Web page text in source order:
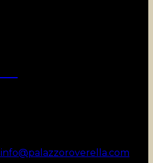
info@palazzoroverella.com